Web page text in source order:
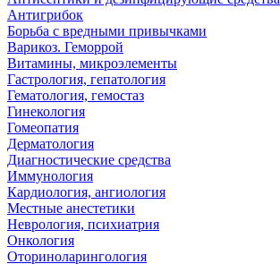
Антигрибок
Борьба с вредными привычками
Варикоз. Геморрой
Витамины, микроэлементы
Гастрология, гепатология
Гематология, гемостаз
Гинекология
Гомеопатия
Дерматология
Диагностические средства
Иммунология
Кардиология, ангиология
Местные анестетики
Неврология, психиатрия
Онкология
Оториноларингология